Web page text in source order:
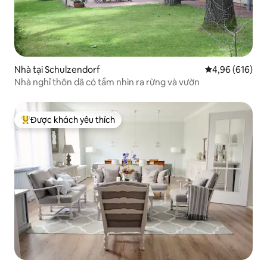
Nhà tại Schulzendorf Xếp hạng
4,96 (616)
Nhà nghỉ thôn dã có tầm nhìn ra rừng và vườn
Được khách yêu thích nhất
Được khách yêu thích